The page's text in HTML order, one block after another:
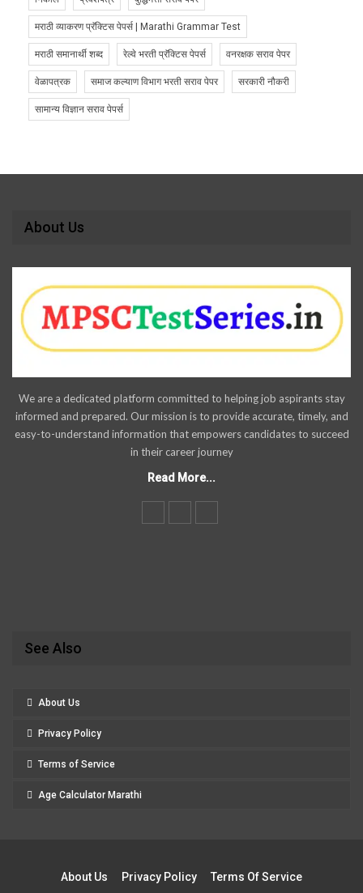
मराठी व्याकरण प्रॅक्टिस पेपर्स | Marathi Grammar Test
मराठी समानार्थी शब्द रेल्वे भरती प्रॅक्टिस पेपर्स वनरक्षक सराव पेपर
वेळापत्रक समाज कल्याण विभाग भरती सराव पेपर सरकारी नौकरी
सामान्य विज्ञान सराव पेपर्स
About Us
We are a dedicated platform committed to helping job aspirants stay
informed and prepared. Our mission is to provide accurate, timely, and
easy-to-understand information that empowers candidates to succeed
in their career journey
Read More...
See Also
About Us
Privacy Policy
Terms of Service
Age Calculator Marathi
About Us Privacy Policy Terms Of Service